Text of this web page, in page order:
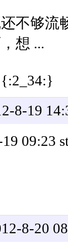
不够流
想 ...
8-19
09:23
8-20